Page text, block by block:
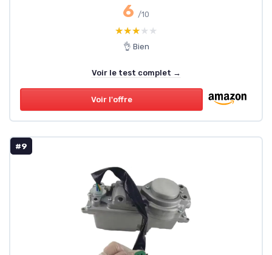
6 /10
★★★★★
★★★★★
👌 Bien
Voir le test complet →
Voir l'offre
#9